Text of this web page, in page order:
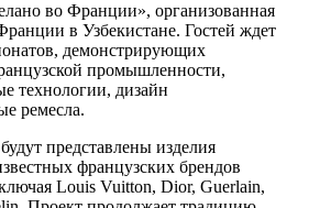
во Франции», организованная
в Узбекистане. Гостей ждет
демонстрирующих
промышленности,
технологии, дизайн
ремесла.
представлены изделия
французских брендов
Louis Vuitton, Dior, Guerlain,